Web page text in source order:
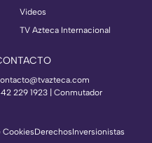
Videos
TV Azteca Internacional
229 1923 | Conmutador
CookiesDerechosInversionistas